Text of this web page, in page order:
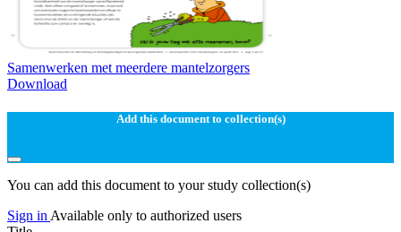
Samenwerken met meerdere mantelzorgers
Download
Add this document to collection(s)
You can add this document to your study collection(s)
Sign in Available only to authorized users